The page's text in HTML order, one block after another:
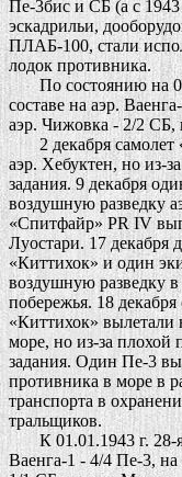
Пе-3бис и СБ (а с
эскадрильи,
ПЛАБ-100, стали
лодок противника.
По состоянию на
составе на аэр.
аэр. Чижовка - 2/2 СБ,
2 декабря самолет
аэр. Хебуктен, но из-
задания. 9 декабря
воздушную разведку
«Спитфайр» PR IV
Луостари. 17 декабря
«Киттихок» и один
воздушную разведку
побережья. 18
«Киттихок» вылетали
море, но из-за плохой
задания. Один Пе-3
противника в море в
транспорта в
тральщиков.
К 01.01.1943 г. 28-я
Ваенга-1 - 4/4 Пе-3,